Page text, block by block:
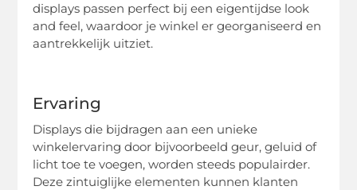
displays passen perfect bij een eigentijdse look
and feel, waardoor je winkel er georganiseerd en
aantrekkelijk uitziet.
Ervaring
Displays die bijdragen aan een unieke
winkelervaring door bijvoorbeeld geur, geluid of
licht toe te voegen, worden steeds populairder.
Deze zintuiglijke elementen kunnen klanten